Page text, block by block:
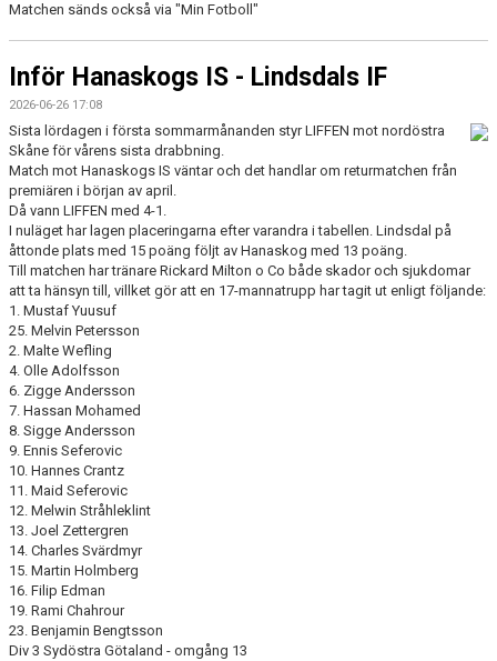
Matchen sänds också via "Min Fotboll"
Inför Hanaskogs IS - Lindsdals IF
2026-06-26 17:08
Sista lördagen i första sommarmånanden styr LIFFEN mot nordöstra
Skåne för vårens sista drabbning.
Match mot Hanaskogs IS väntar och det handlar om returmatchen från
premiären i början av april.
Då vann LIFFEN med 4-1.
I nuläget har lagen placeringarna efter varandra i tabellen. Lindsdal på
åttonde plats med 15 poäng följt av Hanaskog med 13 poäng.
Till matchen har tränare Rickard Milton o Co både skador och sjukdomar
att ta hänsyn till, villket gör att en 17-mannatrupp har tagit ut enligt följande:
1. Mustaf Yuusuf
25. Melvin Petersson
2. Malte Wefling
4. Olle Adolfsson
6. Zigge Andersson
7. Hassan Mohamed
8. Sigge Andersson
9. Ennis Seferovic
10. Hannes Crantz
11. Maid Seferovic
12. Melwin Stråhleklint
13. Joel Zettergren
14. Charles Svärdmyr
15. Martin Holmberg
16. Filip Edman
19. Rami Chahrour
23. Benjamin Bengtsson
Div 3 Sydöstra Götaland - omgång 13